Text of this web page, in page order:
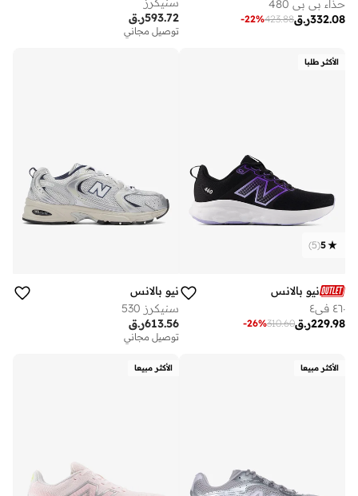
حذاء بي بي 480
ر.ق332.08
423.88
-22%
ر.ق593.72
توصيل مجاني
الأكثر طلبا
5
(
5
)
نيو بالانس
٤٦٠ في٤
ر.ق229.98
310.60
-26%
نيو بالانس
سنيكرز 530
ر.ق613.56
توصيل مجاني
الأكثر مبيعا الأكثر مبيعا